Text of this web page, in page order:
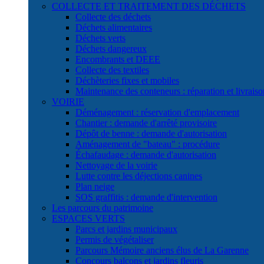
COLLECTE ET TRAITEMENT DES DÉCHETS
Collecte des déchets
Déchets alimentaires
Déchets verts
Déchets dangereux
Encombrants et DEEE
Collecte des textiles
Déchèteries fixes et mobiles
Maintenance des conteneurs : réparation et
VOIRIE
Déménagement : réservation d'emplacement
Chantier : demande d'arrêté provisoire
Dépôt de benne : demande d'autorisation
Aménagement de "bateau" : procédure
Échafaudage : demande d'autorisation
Nettoyage de la voirie
Lutte contre les déjections canines
Plan neige
SOS graffitis : demande d'intervention
Les parcours du patrimoine
ESPACES VERTS
Parcs et jardins municipaux
Permis de végétaliser
Parcours Mémoire anciens élus de La Garenne
Concours balcons et jardins fleuris